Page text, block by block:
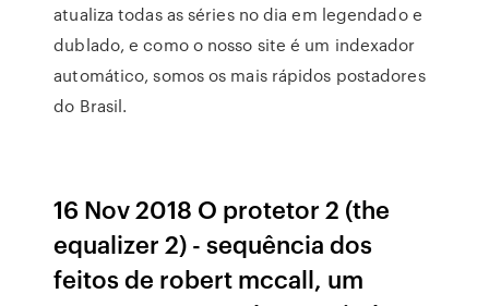
atualiza todas as séries no dia em legendado e
dublado, e como o nosso site é um indexador
automático, somos os mais rápidos postadores
do Brasil.
16 Nov 2018 O protetor 2 (the
equalizer 2) - sequência dos
feitos de robert mccall, um